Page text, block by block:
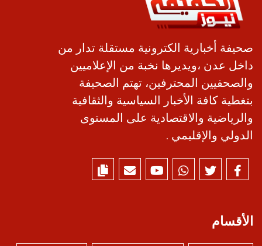
صحيفة أخبارية الكترونية مستقلة تدار من
داخل عدن ،ويديرها نخبة من الإعلاميين
والصحفيين المحترفين، تهتم الصحيفة
بتغطية كافة الأخبار السياسية والثقافية
والرياضية والاقتصادية على المستوى
الدولي والإقليمي .
الأقسام